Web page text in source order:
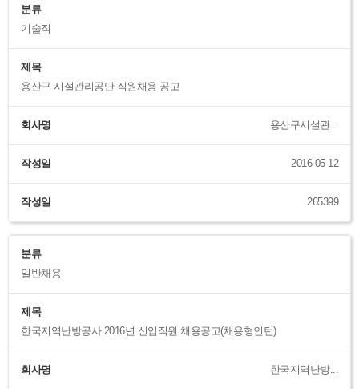
분류
기술직
제목
용산구 시설관리공단 직원채용 공고
회사명 용산구시설관...
작성일 2016-05-12
작성일 265399
분류
일반채용
제목
한국지역난방공사 2016년 신입직원 채용공고(채용형인턴)
회사명 한국지역난방...